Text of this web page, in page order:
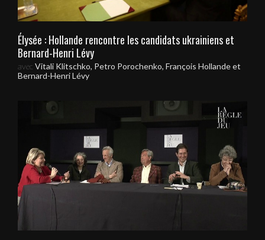
Élysée : Hollande rencontre les candidats ukrainiens et
Bernard-Henri Lévy
avec Vitali Klitschko, Petro Porochenko, François Hollande et
Bernard-Henri Lévy